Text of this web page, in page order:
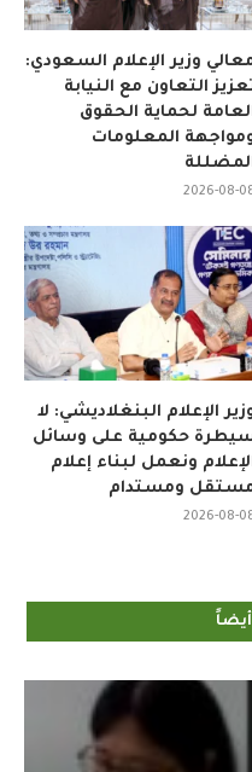
وزير الإعلام السعودي:
التعاون مع النيابة
لحماية الحقوق
المعلومات
2026-08-
الإعلام البنغلاديشي: لا
حكومية على وسائل
ونعمل لبناء إعلام
ومستدام
2026-08-